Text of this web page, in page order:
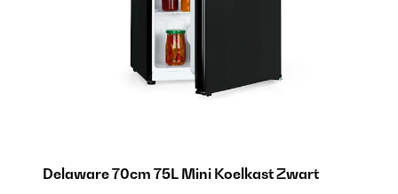
Delaware 70cm 75L Mini Koelkast Zwart